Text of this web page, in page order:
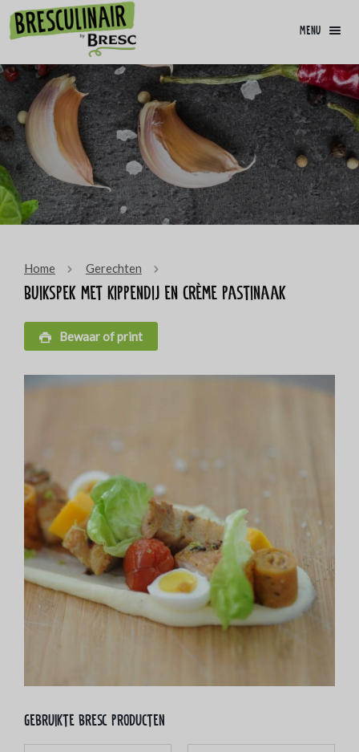
menu
Home Gerechten
Buikspek met kippendij en crème pastinaak
Bewaar of print
Gebruikte bresc producten